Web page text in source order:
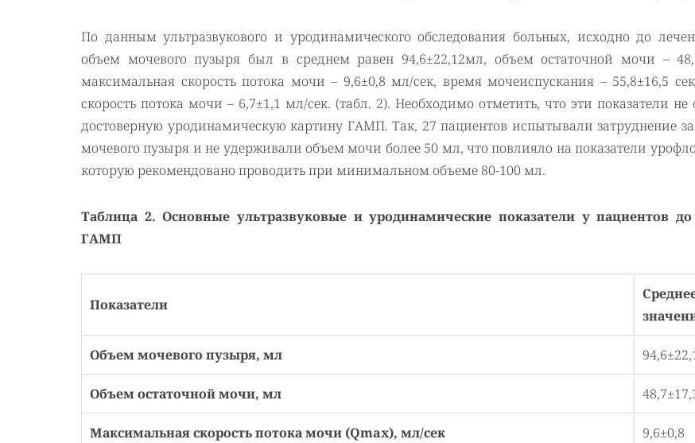
По данным ультразвукового и уродинамического обследования больных, исходно до
объем мочевого пузыря был в среднем равен 94,6±22,12мл, объем остаточной мочи –
максимальная скорость потока мочи – 9,6±0,8 мл/сек, время мочеиспускания – 55,8±16,5
скорость потока мочи – 6,7±1,1 мл/сек. (табл. 2). Необходимо отметить, что эти показатели
достоверную уродинамическую картину ГАМП. Так, 27 пациентов испытывали затруднение
мочевого пузыря и не удерживали объем мочи более 50 мл, что повлияло на показатели
которую рекомендовано проводить при минимальном объеме 80-100 мл.
Таблица 2. Основные ультразвуковые и уродинамические показатели у пациентов
ГАМП
Показатели
Объем мочевого пузыря, мл
Объем остаточной мочи, мл
Максимальная скорость потока мочи (Qmax), мл/сек 9,6±0,8